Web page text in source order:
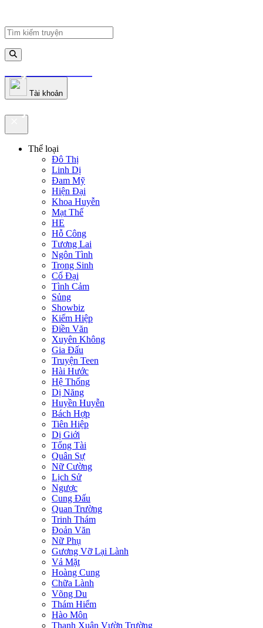
truyenfullz.com
Tài khoản
truyenfullz.com
Thể loại
Đô Thị
Linh Dị
Đam Mỹ
Hiện Đại
Khoa Huyễn
Mạt Thế
HE
Hỗ Công
Tương Lai
Ngôn Tình
Trọng Sinh
Cổ Đại
Tình Cảm
Sủng
Showbiz
Kiếm Hiệp
Điền Văn
Xuyên Không
Gia Đấu
Truyện Teen
Hài Hước
Hệ Thống
Dị Năng
Huyền Huyễn
Bách Hợp
Tiên Hiệp
Dị Giới
Tổng Tài
Quân Sự
Nữ Cường
Lịch Sử
Ngược
Cung Đấu
Quan Trường
Trinh Thám
Đoản Văn
Nữ Phụ
Gương Vỡ Lại Lành
Vả Mặt
Hoàng Cung
Chữa Lành
Võng Du
Thám Hiểm
Hào Môn
Thanh Xuân Vườn Trường